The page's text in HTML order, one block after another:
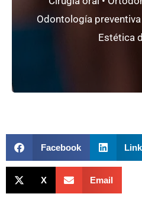
Odontología
Estética
Clínica
Unproyecto único
Facebook
X Email